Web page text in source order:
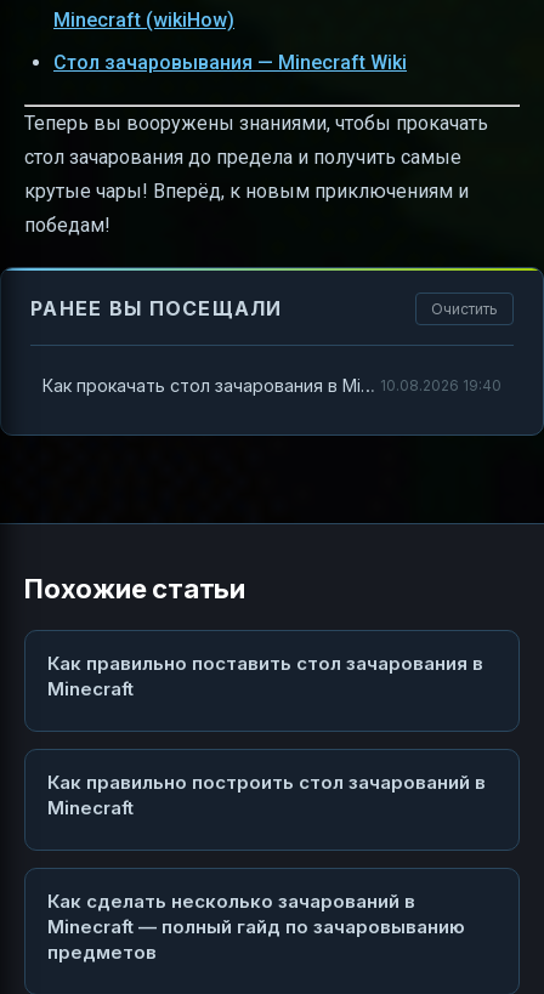
Minecraft (wikiHow)
Стол зачаровывания — Minecraft Wiki
Теперь вы вооружены знаниями, чтобы прокачать
стол зачарования до предела и получить самые
крутые чары! Вперёд, к новым приключениям и
победам!
РАНЕЕ ВЫ ПОСЕЩАЛИ Очистить
Как прокачать стол зачарования в Minecraft на максимум 10.08.2026 19:40
Похожие статьи
Как правильно поставить стол зачарования в
Minecraft
Как правильно построить стол зачарований в
Minecraft
Как сделать несколько зачарований в
Minecraft — полный гайд по зачаровыванию
предметов